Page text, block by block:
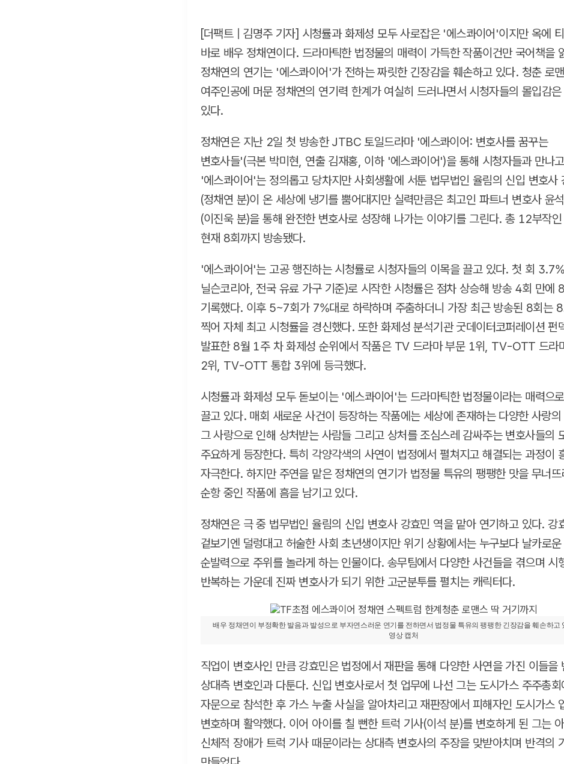
[더팩트 | 김명주 기자] 시청률과 화제성 모두 사로잡은 '에스콰이어'이지만 옥에
바로 배우 정채연이다. 드라마틱한 법정물의 매력이 가득한 작품이건만 국어책을
정채연의 연기는 '에스콰이어'가 전하는 짜릿한 긴장감을 훼손하고 있다. 청춘 로
여주인공에 머문 정채연의 연기력 한계가 여실히 드러나면서 시청자들의 몰입감
있다.
정채연은 지난 2일 첫 방송한 JTBC 토일드라마 '에스콰이어: 변호사를 꿈꾸는
변호사들'(극본 박미현, 연출 김재홍, 이하 '에스콰이어')을 통해 시청자들과 만나
'에스콰이어'는 정의롭고 당차지만 사회생활에 서툰 법무법인 율림의 신입 변호사
(정채연 분)이 온 세상에 냉기를 뿜어대지만 실력만큼은 최고인 파트너 변호사 윤
(이진욱 분)을 통해 완전한 변호사로 성장해 나가는 이야기를 그린다. 총 12부작
현재 8회까지 방송됐다.
'에스콰이어'는 고공 행진하는 시청률로 시청자들의 이목을 끌고 있다. 첫 회
닐슨코리아, 전국 유료 가구 기준)로 시작한 시청률은 점차 상승해 방송 4회 만에
기록했다. 이후 5~7회가 7%대로 하락하며 주춤하더니 가장 최근 방송된 8회는
찍어 자체 최고 시청률을 경신했다. 또한 화제성 분석기관 굿데이터코퍼레이션 펀
발표한 8월 1주 차 화제성 순위에서 작품은 TV 드라마 부문 1위, TV-OTT 드라
2위, TV-OTT 통합 3위에 등극했다.
시청률과 화제성 모두 돋보이는 '에스콰이어'는 드라마틱한 법정물이라는 매력으
끌고 있다. 매회 새로운 사건이 등장하는 작품에는 세상에 존재하는 다양한 사랑
그 사랑으로 인해 상처받는 사람들 그리고 상처를 조심스레 감싸주는 변호사들의
주요하게 등장한다. 특히 각양각색의 사연이 법정에서 펼쳐지고 해결되는 과정이
자극한다. 하지만 주연을 맡은 정채연의 연기가 법정물 특유의 팽팽한 맛을 무너뜨
순항 중인 작품에 흠을 남기고 있다.
정채연은 극 중 법무법인 율림의 신입 변호사 강효민 역을 맡아 연기하고 있다. 강
겉보기엔 덜렁대고 허술한 사회 초년생이지만 위기 상황에서는 누구보다 날카로운
순발력으로 주위를 놀라게 하는 인물이다. 송무팀에서 다양한 사건들을 겪으며 시
반복하는 가운데 진짜 변호사가 되기 위한 고군분투를 펼치는 캐릭터다.
배우 정채연이 부정확한 발음과 발성으로 부자연스러운 연기를 전하면서 법정물 특유의 팽팽한 긴장감을 훼손하고
영상 캡처
직업이 변호사인 만큼 강효민은 법정에서 재판을 통해 다양한 사연을 가진 이들을
상대측 변호인과 다툰다. 신입 변호사로서 첫 업무에 나선 그는 도시가스 주주총회
자문으로 참석한 후 가스 누출 사실을 알아차리고 재판장에서 피해자인 도시가스
변호하며 활약했다. 이어 아이를 칠 뻔한 트럭 기사(이석 분)를 변호하게 된 그는
신체적 장애가 트럭 기사 때문이라는 상대측 변호사의 주장을 맞받아치며 반격의